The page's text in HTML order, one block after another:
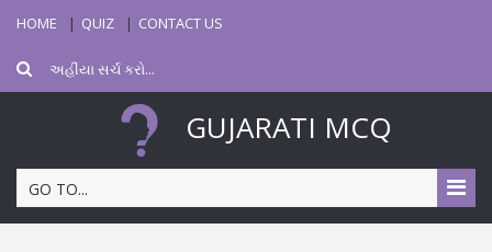
HOME QUIZ CONTACT US
GUJARATI MCQ
GO TO...